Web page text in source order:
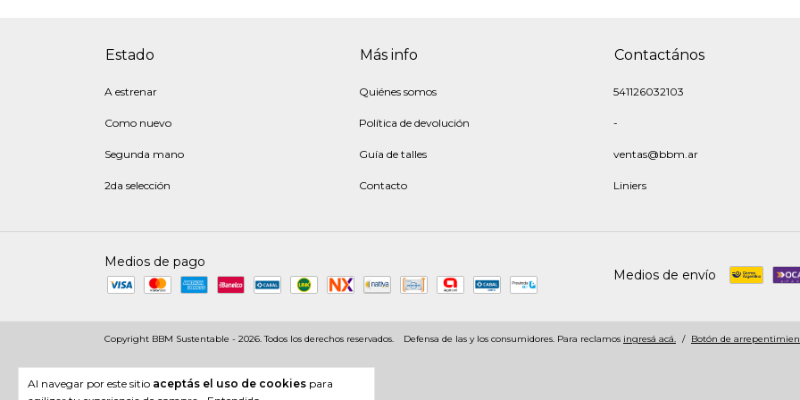
Al navegar por este sitio aceptás el uso de cookies para
Estado
A estrenar
Como nuevo
Segunda mano
2da selección
Más info
Quiénes somos
Política de devolución
Guía de talles
Contacto
Contactános
541126032103
-
ventas@bbm.ar
Liniers
Medios de pago
Medios de envío
Copyright BBM Sustentable - 2026. Todos los derechos reservados. Defensa de las y los consumidores. Para reclamos ingresá acá. / Botón de